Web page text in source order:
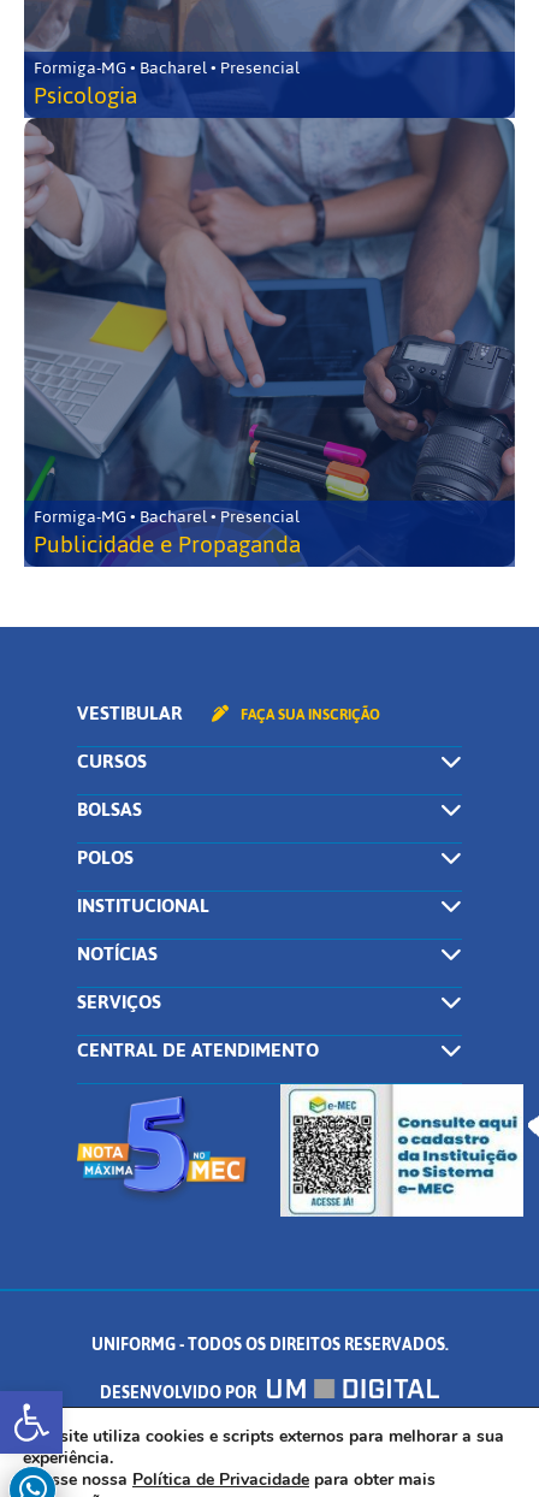
Abrir a barra de ferramentas
Formiga-MG • Bacharel • Presencial
Psicologia
Formiga-MG • Bacharel • Presencial
Publicidade e Propaganda
VESTIBULAR FAÇA SUA INSCRIÇÃO
CURSOS
BOLSAS
POLOS
INSTITUCIONAL
NOTÍCIAS
SERVIÇOS
CENTRAL DE ATENDIMENTO
UNIFORMG - TODOS OS DIREITOS RESERVADOS.
DESENVOLVIDO POR
AV. DR. ARNALDO DE SENNA, 328 - PALMEIRAS, FORMIGA/MG - CEP:
35.574.530
Este site utiliza cookies e scripts externos para melhorar a sua
experiência.
Acesse nossa Política de Privacidade para obter mais